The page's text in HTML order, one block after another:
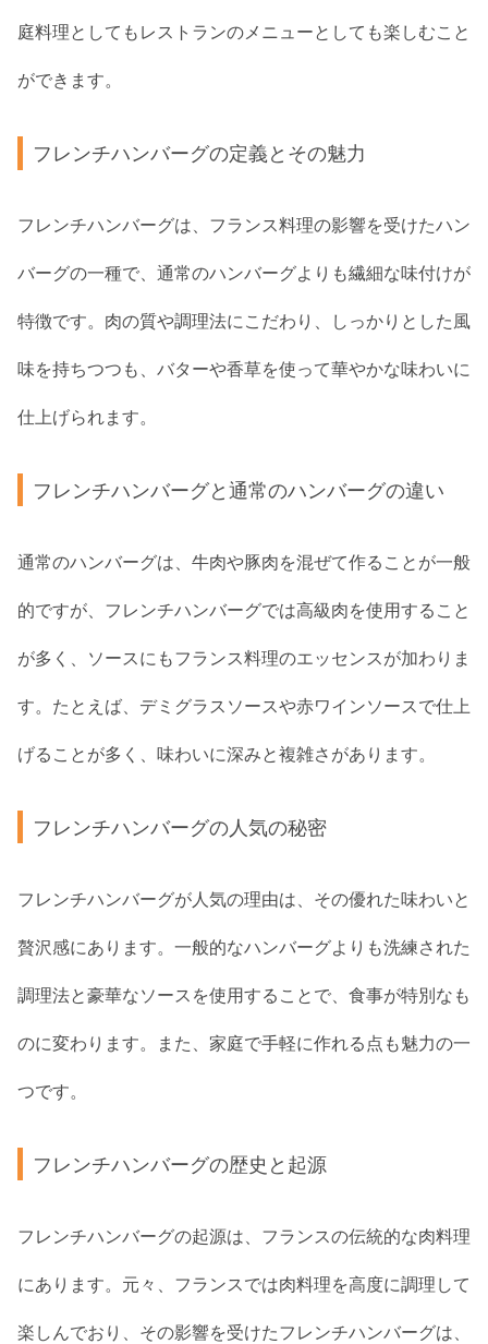
庭料理としてもレストランのメニューとしても楽しむこと
ができます。
フレンチハンバーグの定義とその魅力
フレンチハンバーグは、フランス料理の影響を受けたハン
バーグの一種で、通常のハンバーグよりも繊細な味付けが
特徴です。肉の質や調理法にこだわり、しっかりとした風
味を持ちつつも、バターや香草を使って華やかな味わいに
仕上げられます。
フレンチハンバーグと通常のハンバーグの違い
通常のハンバーグは、牛肉や豚肉を混ぜて作ることが一般
的ですが、フレンチハンバーグでは高級肉を使用すること
が多く、ソースにもフランス料理のエッセンスが加わりま
す。たとえば、デミグラスソースや赤ワインソースで仕上
げることが多く、味わいに深みと複雑さがあります。
フレンチハンバーグの人気の秘密
フレンチハンバーグが人気の理由は、その優れた味わいと
贅沢感にあります。一般的なハンバーグよりも洗練された
調理法と豪華なソースを使用することで、食事が特別なも
のに変わります。また、家庭で手軽に作れる点も魅力の一
つです。
フレンチハンバーグの歴史と起源
フレンチハンバーグの起源は、フランスの伝統的な肉料理
にあります。元々、フランスでは肉料理を高度に調理して
楽しんでおり、その影響を受けたフレンチハンバーグは、